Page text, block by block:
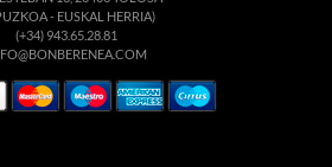
- EUSKAL HERRIA)
(+34) 943.65.28.81